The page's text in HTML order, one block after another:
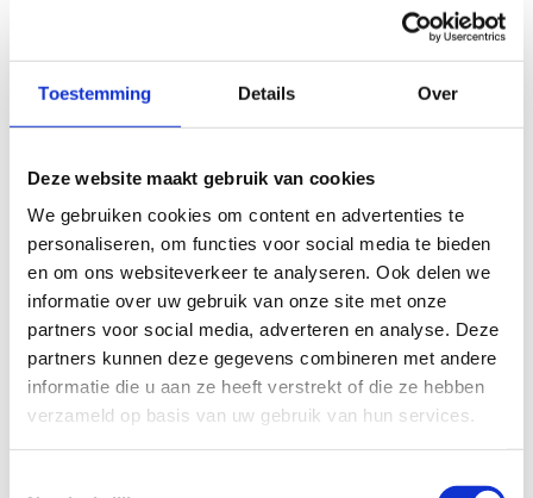
Toestemming Details Over
Deze website maakt gebruik van cookies
We gebruiken cookies om content en advertenties te
personaliseren, om functies voor social media te bieden
en om ons websiteverkeer te analyseren. Ook delen we
informatie over uw gebruik van onze site met onze
partners voor social media, adverteren en analyse. Deze
partners kunnen deze gegevens combineren met andere
informatie die u aan ze heeft verstrekt of die ze hebben
verzameld op basis van uw gebruik van hun services.
ALGEMENE BEOORDELING *
slecht goed
FYSIEKE INSPANNING
licht zwaar
TECHNISCHE MOEILIJKHEIDSGRAAD